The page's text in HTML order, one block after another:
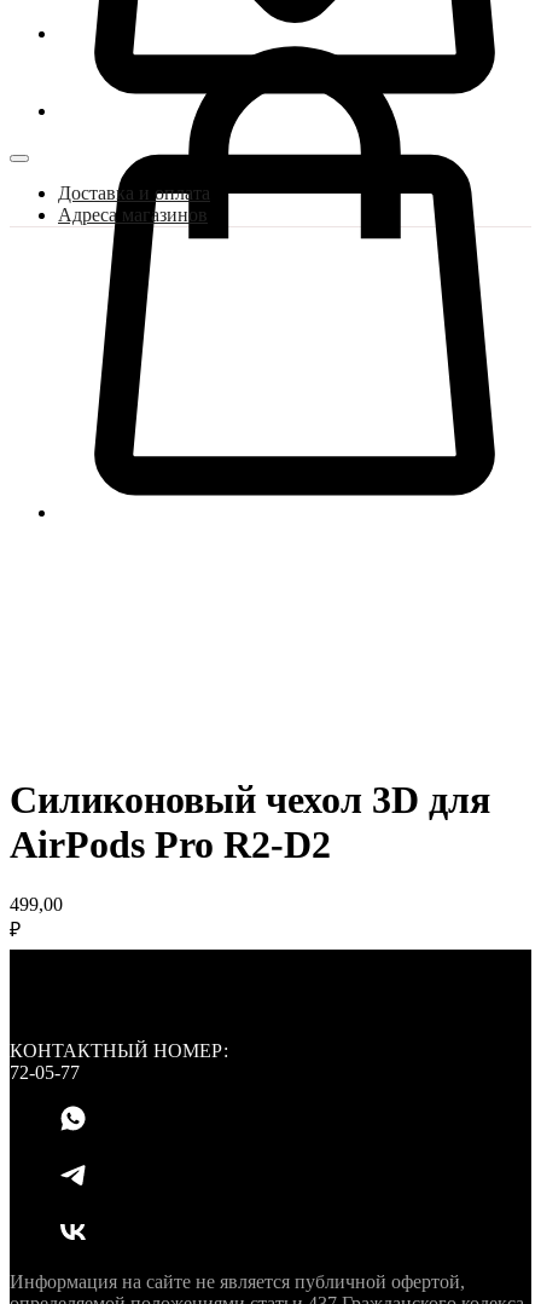
Доставка и оплата
Адреса магазинов
Силиконовый чехол 3D для
AirPods Pro R2-D2
499,00
₽
КОНТАКТНЫЙ НОМЕР:
72-05-77
Информация на сайте не является публичной офертой,